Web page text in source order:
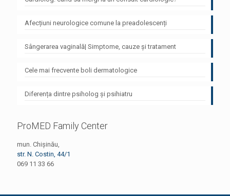
Afecțiuni neurologice comune la preadolescenți
Sângerarea vaginală| Simptome, cauze și tratament
Cele mai frecvente boli dermatologice
Diferența dintre psiholog și psihiatru
ProMED Family Center
mun. Chișinău,
str. N. Costin, 44/1
069 11 33 66